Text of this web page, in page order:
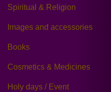
Spiritual & Religion
Images and accessories
Books
Cosmetics & Medicines
Holy days / Event